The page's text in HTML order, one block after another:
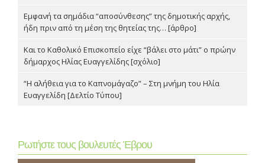
Εμφανή τα σημάδια “αποσύνθεσης” της δημοτικής αρχής,
ήδη πριν από τη μέση της θητείας της… [άρθρο]
Και το Καθολικό Επισκοπείο είχε “βάλει στο μάτι” ο πρώην
δήμαρχος Ηλίας Ευαγγελίδης [σχόλιο]
“Η αλήθεια για το Καπνομάγαζο” – Στη μνήμη του Ηλία
Ευαγγελίδη [Δελτίο Τύπου]
Ρωτήστε τους βουλευτές Έβρου